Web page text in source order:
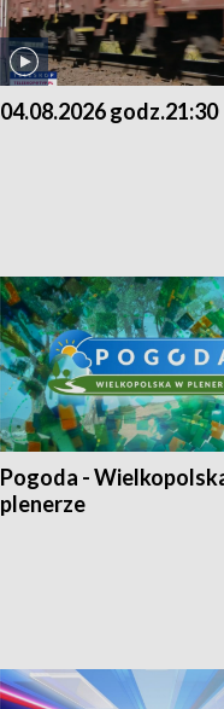
04.08.2026 godz.21:30
Pogoda -
plenerze